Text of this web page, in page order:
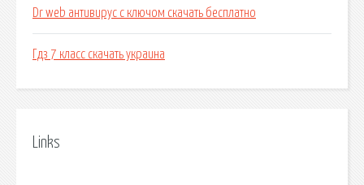
Dr web антивирус c ключом скачать бесплатно
Гдз 7 класс скачать украина
Links